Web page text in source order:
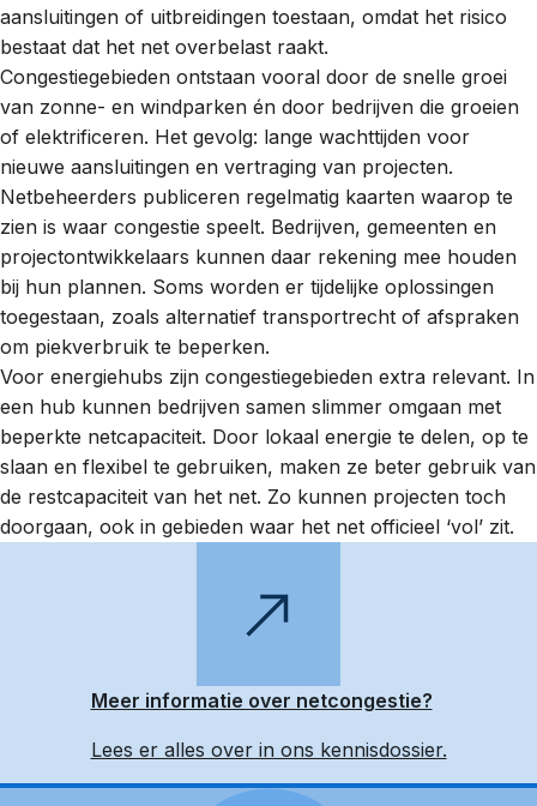
aansluitingen of uitbreidingen toestaan, omdat het risico
bestaat dat het net overbelast raakt.
Congestiegebieden ontstaan vooral door de snelle groei
van zonne- en windparken én door bedrijven die groeien
of elektrificeren. Het gevolg: lange wachttijden voor
nieuwe aansluitingen en vertraging van projecten.
Netbeheerders publiceren regelmatig kaarten waarop te
zien is waar congestie speelt. Bedrijven, gemeenten en
projectontwikkelaars kunnen daar rekening mee houden
bij hun plannen. Soms worden er tijdelijke oplossingen
toegestaan, zoals alternatief transportrecht of afspraken
om piekverbruik te beperken.
Voor energiehubs zijn congestiegebieden extra relevant. In
een hub kunnen bedrijven samen slimmer omgaan met
beperkte netcapaciteit. Door lokaal energie te delen, op te
slaan en flexibel te gebruiken, maken ze beter gebruik van
de restcapaciteit van het net. Zo kunnen projecten toch
doorgaan, ook in gebieden waar het net officieel ‘vol’ zit.
Meer informatie over netcongestie?
Lees er alles over in ons kennisdossier.